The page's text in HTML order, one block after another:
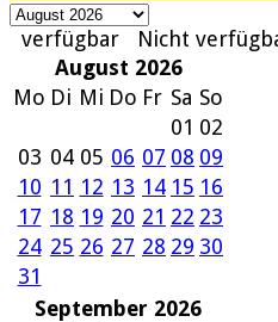
verfügbar
Nicht
August 2026
Mo Di Mi Do Fr Sa So
01 02
03 04 05 06 07 08 09
10 11 12 13 14 15 16
17 18 19 20 21 22 23
24 25 26 27 28 29 30
31
September 2026